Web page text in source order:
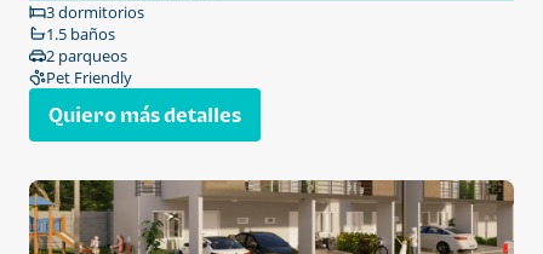
3 dormitorios
1.5 baños
2 parqueos
Pet Friendly
Quiero más detalles